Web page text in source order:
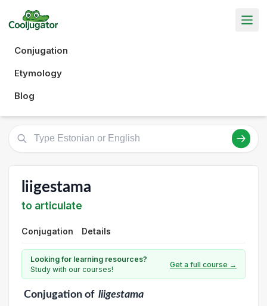
Conjugation
Etymology
Blog
liigestama
to articulate
Conjugation Details
Looking for learning resources?
Study with our courses!
Get a full course →
Conjugationof liigestama